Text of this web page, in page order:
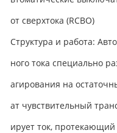
от сверхтока (RCBO)​
Структура и работа:
ного тока специально
агирования на
ат чувствительный
ирует ток,